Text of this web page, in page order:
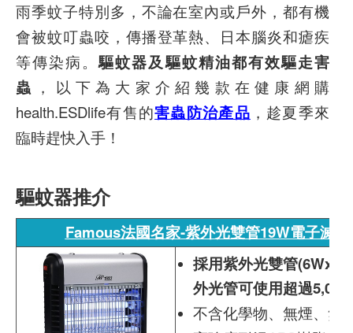
雨季蚊子特別多，不論在室內或戶外，都有機
會被蚊叮蟲咬，傳播登革熱、日本腦炎和瘧疾
等傳染病。驅蚊器及驅蚊精油都有效驅走害
蟲 ，以下為大家介紹幾款在健康網購
health.ESDlife有售的害蟲防治產品 ，趁夏季來
臨時趕快入手！
驅蚊器推介
Famous法國名家-紫外光雙管19W電子滅
採用紫外光雙管(6Wx2)
外光管可使用超過5,000
不含化學物、無煙、無